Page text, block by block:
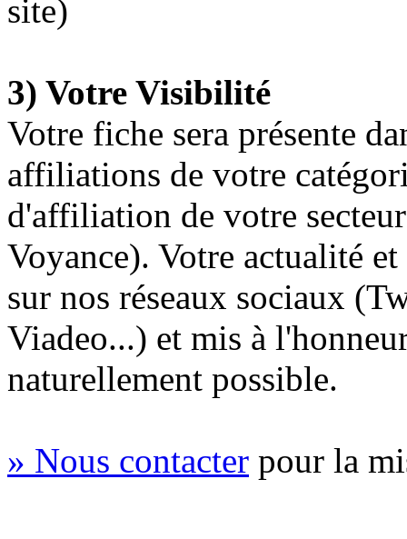
site)
3) Votre Visibilité
Votre fiche sera présente
affiliations de votre
d'affiliation de votre
Voyance). Votre actualité
sur nos réseaux sociaux (
Viadeo...) et mis à
naturellement possible.
» Nous contacter pour la